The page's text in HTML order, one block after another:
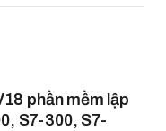
phần mềm lập
S7-300, S7-